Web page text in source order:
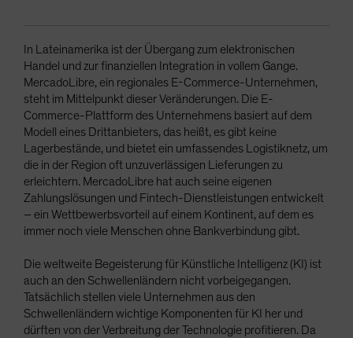
In Lateinamerika ist der Übergang zum elektronischen
Handel und zur finanziellen Integration in vollem Gange.
MercadoLibre, ein regionales E-Commerce-Unternehmen,
steht im Mittelpunkt dieser Veränderungen. Die E-
Commerce-Plattform des Unternehmens basiert auf dem
Modell eines Drittanbieters, das heißt, es gibt keine
Lagerbestände, und bietet ein umfassendes Logistiknetz, um
die in der Region oft unzuverlässigen Lieferungen zu
erleichtern. MercadoLibre hat auch seine eigenen
Zahlungslösungen und Fintech-Dienstleistungen entwickelt
– ein Wettbewerbsvorteil auf einem Kontinent, auf dem es
immer noch viele Menschen ohne Bankverbindung gibt.
Die weltweite Begeisterung für Künstliche Intelligenz (KI) ist
auch an den Schwellenländern nicht vorbeigegangen.
Tatsächlich stellen viele Unternehmen aus den
Schwellenländern wichtige Komponenten für KI her und
dürften von der Verbreitung der Technologie profitieren. Da